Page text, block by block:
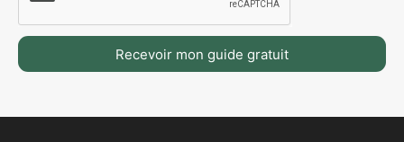
Recevoir mon guide gratuit